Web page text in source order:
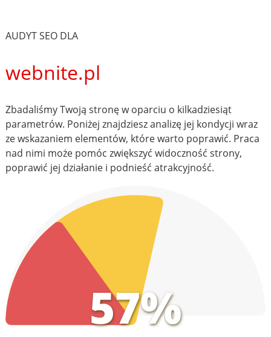
AUDYT SEO DLA
webnite.pl
Zbadaliśmy Twoją stronę w oparciu o kilkadziesiąt
parametrów. Poniżej znajdziesz analizę jej kondycji wraz
ze wskazaniem elementów, które warto poprawić. Praca
nad nimi może pomóc zwiększyć widoczność strony,
poprawić jej działanie i podnieść atrakcyjność.
57%